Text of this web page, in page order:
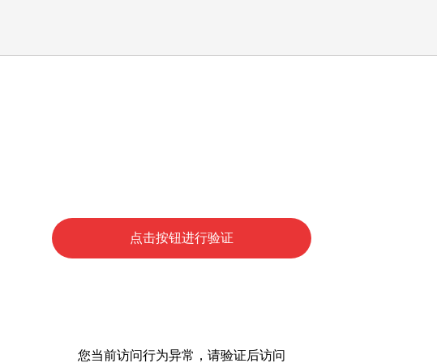
点击按钮进行验证
您当前访问行为异常，请验证后访问